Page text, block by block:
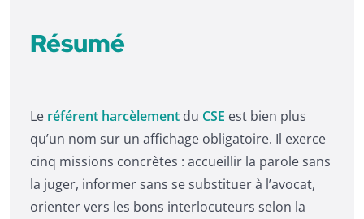
Résumé
Le référent harcèlement du CSE est bien plus
qu’un nom sur un affichage obligatoire. Il exerce
cinq missions concrètes : accueillir la parole sans
la juger, informer sans se substituer à l’avocat,
orienter vers les bons interlocuteurs selon la